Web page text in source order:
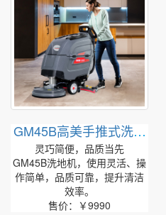
GM45B高美手推式洗地
机|电瓶式洗地机
灵巧简便，品质当先
GM45B洗地机，使用灵活、操
作简单，品质可靠，提升清洁
效率。
售价：￥9990